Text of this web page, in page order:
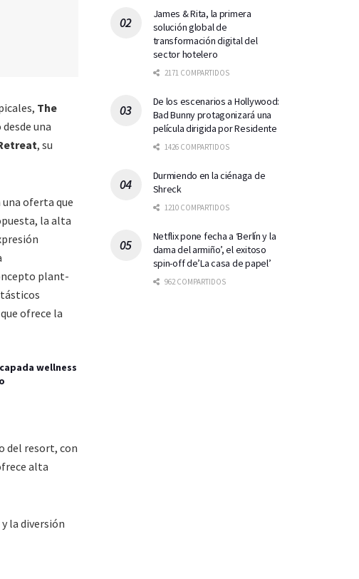
The
una
, su
oferta que
la alta
plant-
ofrece la
wellness
del resort, con
alta
la diversión
James & Rita, la primera
solución global de
transformación digital del
sector hotelero
2171 COMPARTIDOS
De los escenarios a Hollywood:
Bad Bunny protagonizará una
película dirigida por Residente
1426 COMPARTIDOS
Durmiendo en la ciénaga de
Shreck
1210 COMPARTIDOS
Netflix pone fecha a ‘Berlín y la
dama del armiño’, el exitoso
spin-off de’La casa de papel’
962 COMPARTIDOS